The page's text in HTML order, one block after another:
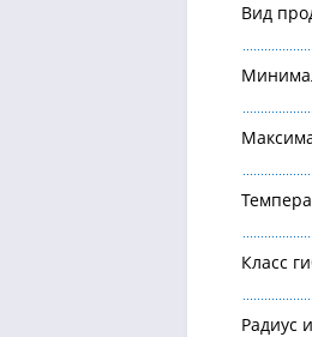
Вид
Класс
Радиус